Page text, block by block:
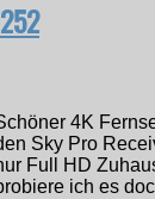
4K
Sky Pro
Full HD
ich es